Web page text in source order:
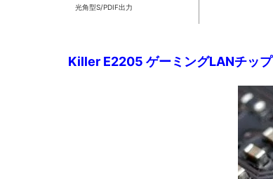
光角型S/PDIF出力
Killer E2205 ゲーミングLANチップ